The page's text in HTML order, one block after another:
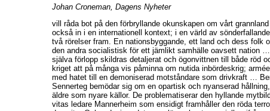
Johan Croneman, Dagens Nyheter
vill råda bot på den förbryllande okunskapen om vårt
också in i en internationell kontext; i en värld av
två rörelser fram. En nationsbyggande, ett land och dess folk
den andra socialistisk för ett jämlikt samhälle oavsett nation
själva förlopp skildras detaljerat och ögonvittnen till både röd
kriget att på många vis påminna om nutida inbördeskrig;
med hatet till en demoniserad motståndare som drivkraft …
Sennerteg bemödar sig om en opartisk och nyanserad
äldre som nyare källor. De problematiserar den hyllande
vitas ledare Mannerheim som ensidigt framhåller den röda